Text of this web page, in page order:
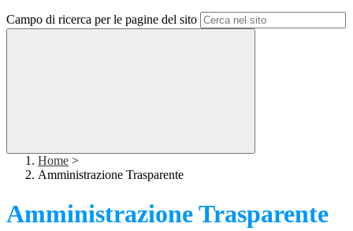
Campo di ricerca per le pagine del sito
Home >
Amministrazione Trasparente
Amministrazione Trasparente